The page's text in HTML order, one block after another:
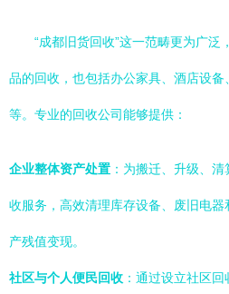
“成都旧货回收”这一范畴更为广
品的回收，也包括办公家具、酒店设
等。专业的回收公司能够提供：
企业整体资产处置 ：为搬迁、升级、
收服务，高效清理库存设备、废旧电
产残值变现。
社区与个人便民回收 ：通过设立社区